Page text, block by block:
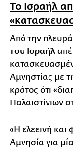
Το Ισραήλ
Από την
του Ισραήλ
Αμνηστίας με
κράτος ότι
Παλαιστίνιων
«Η ελεεινή και
Αμνησία για